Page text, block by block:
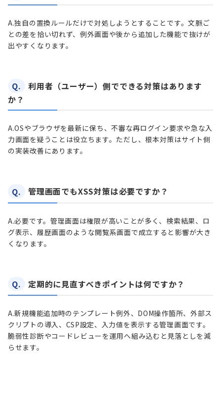
A.独自の置換ルールだけで対処しようとすることです。文脈ご
との差を拾い切れず、例外画面や後から追加した機能で抜けが
出やすくなります。
Q.
利用者（ユーザー）側でできる対策はあります
か？
A.OSやブラウザを最新に保ち、不審な再ログイン要求や急な入
力画面を疑うことは役立ちます。ただし、根本対策はサイト側
の実装改善にあります。
Q. 管理画面でもXSS対策は必要ですか？
A.必要です。管理画面は権限が高いことが多く、検索結果、ロ
グ表示、履歴画面のような閲覧系画面で成立すると影響が大き
くなります。
Q. 定期的に見直すべきポイントは何ですか？
A.新規機能追加時のテンプレート例外、DOM操作箇所、外部ス
クリプトの導入、CSP設定、入力値を表示する管理画面です。
脆弱性診断やコードレビューを運用へ組み込むと見落としを減
らせます。